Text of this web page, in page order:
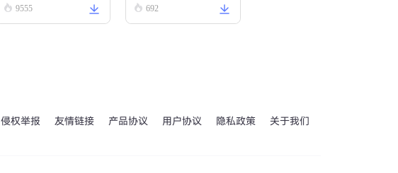
9555
Scroll
692
侵权举报 友情链接 产品协议 用户协议 隐私政策 关于我们